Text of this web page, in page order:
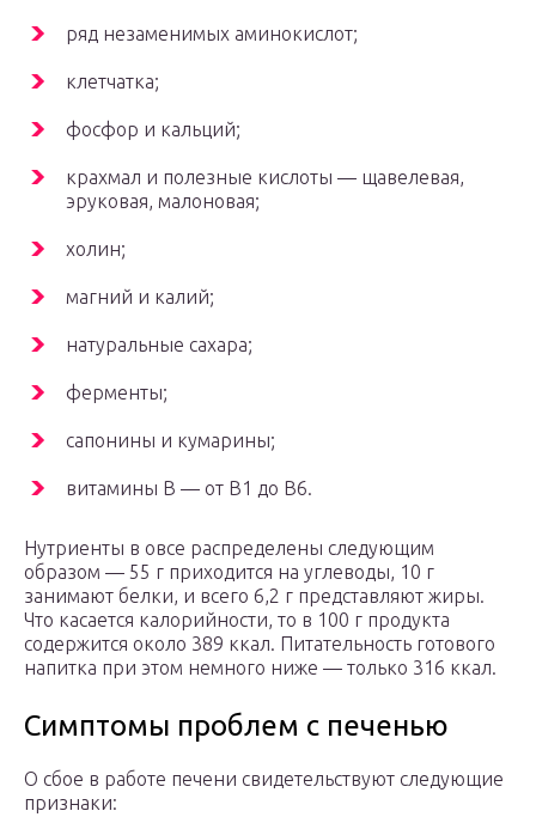
ряд незаменимых аминокислот;
клетчатка;
фосфор и кальций;
крахмал и полезные кислоты — щавелевая,
эруковая, малоновая;
холин;
магний и калий;
натуральные сахара;
ферменты;
сапонины и кумарины;
витамины В — от В1 до В6.
Нутриенты в овсе распределены следующим
образом — 55 г приходится на углеводы, 10 г
занимают белки, и всего 6,2 г представляют жиры.
Что касается калорийности, то в 100 г продукта
содержится около 389 ккал. Питательность готового
напитка при этом немного ниже — только 316 ккал.
Симптомы проблем с печенью
О сбое в работе печени свидетельствуют следующие
признаки: